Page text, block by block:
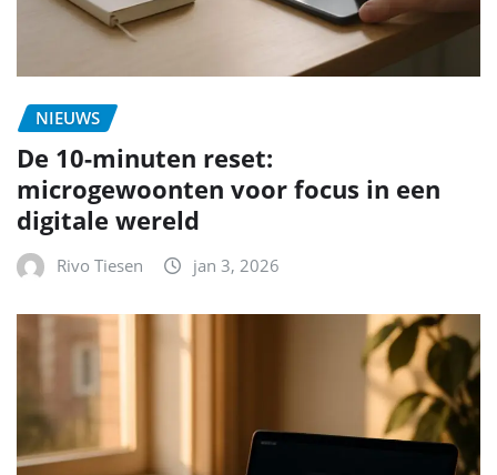
NIEUWS
De 10-minuten reset:
microgewoonten voor focus in een
digitale wereld
Rivo Tiesen jan 3, 2026